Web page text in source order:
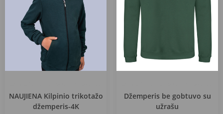
NAUJIENA Kilpinio trikotažo
džemperis-4K
Džemperis be gobtuvo su
užrašu